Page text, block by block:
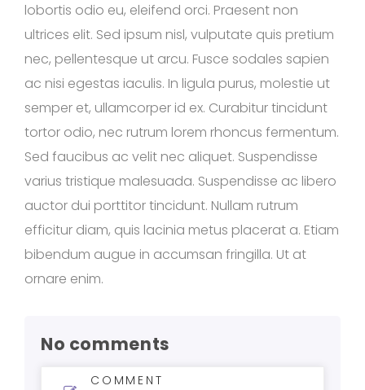
lobortis odio eu, eleifend orci. Praesent non
ultrices elit. Sed ipsum nisl, vulputate quis pretium
nec, pellentesque ut arcu. Fusce sodales sapien
ac nisi egestas iaculis. In ligula purus, molestie ut
semper et, ullamcorper id ex. Curabitur tincidunt
tortor odio, nec rutrum lorem rhoncus fermentum.
Sed faucibus ac velit nec aliquet. Suspendisse
varius tristique malesuada. Suspendisse ac libero
auctor dui porttitor tincidunt. Nullam rutrum
efficitur diam, quis lacinia metus placerat a. Etiam
bibendum augue in accumsan fringilla. Ut at
ornare enim.
No comments